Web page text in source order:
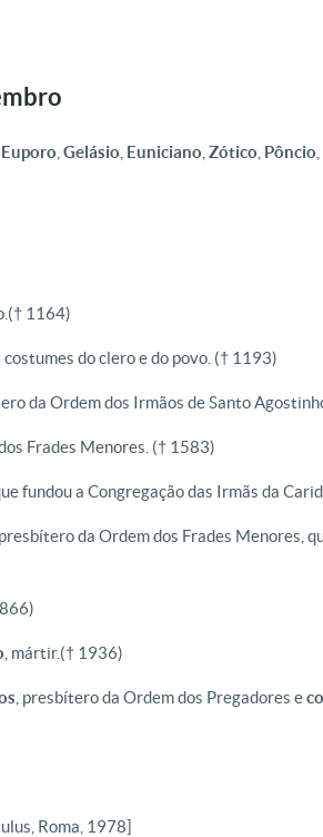
Euporo Gelásio Euniciano Zótico Pôncio
(† 1164)
do clero e do povo. († 1193)
da Ordem dos Irmãos de Santo
Frades Menores. († 1583)
fundou a Congregação das Irmãs da
, presbítero da Ordem dos Frades Menores,
, mártir.(† 1936)
, presbítero da Ordem dos Pregadores e
Roma, 1978]